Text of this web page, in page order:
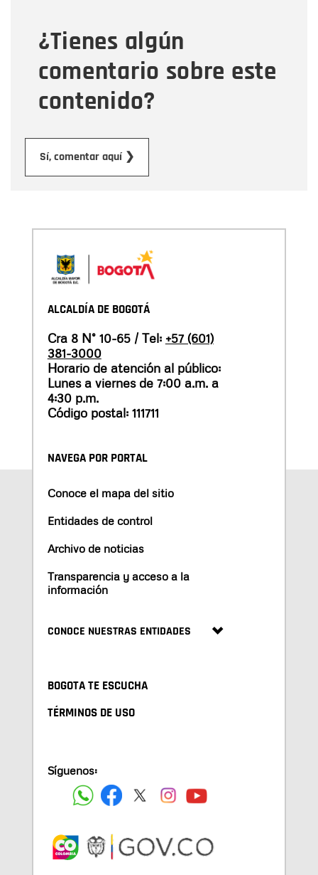
¿Tienes algún
comentario sobre este
contenido?
Sí, comentar aquí ❯
Mensaje
ALCALDÍA DE BOGOTÁ
Cra 8 N° 10-65 / Tel: +57 (601)
381-3000
Horario de atención al público:
Lunes a viernes de 7:00 a.m. a
4:30 p.m.
Código postal: 111711
NAVEGA POR PORTAL
Conoce el mapa del sitio
Entidades de control
Archivo de noticias
Transparencia y acceso a la
información
CONOCE NUESTRAS ENTIDADES
BOGOTA TE ESCUCHA
TÉRMINOS DE USO
Síguenos: